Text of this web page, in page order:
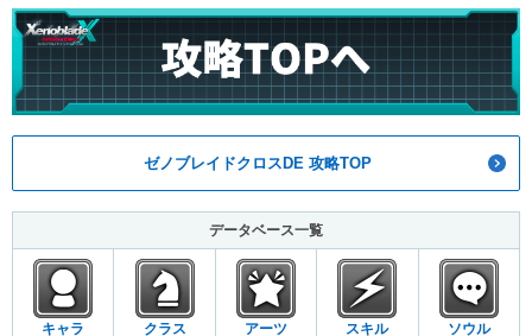
ゼノブレイドクロスDE 攻略TOP
データベース一覧
キャラ クラス アーツ スキル ソウル